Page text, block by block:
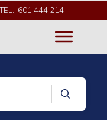
601 444 214